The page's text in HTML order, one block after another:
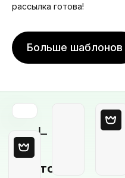
рассылка готова!
Больше шаблонов
Пустой